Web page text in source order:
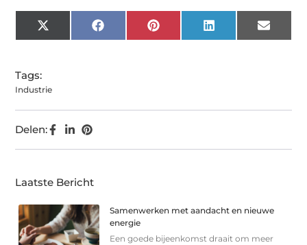
X
(Twitter)
FacebookPinterest LinkedIn Email
Tags:
Industrie
Delen:
Laatste Bericht
Samenwerken met aandacht en nieuwe
energie
Een goede bijeenkomst draait om meer